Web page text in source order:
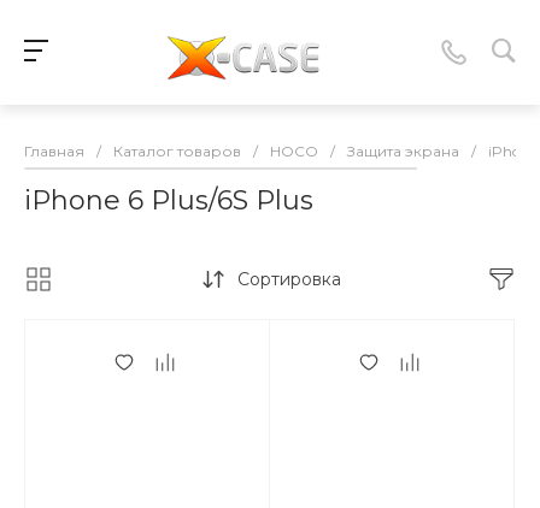
Главная / Каталог товаров / HOCO / Защита экрана / iPhone
iPhone 6 Plus/6S Plus
Сортировка